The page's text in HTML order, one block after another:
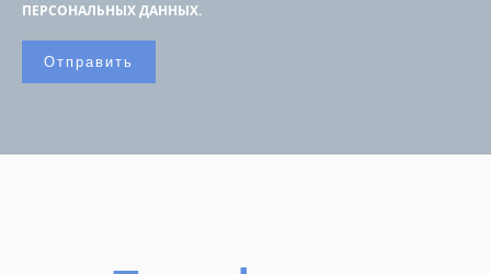
ПЕРСОНАЛЬНЫХ ДАННЫХ.